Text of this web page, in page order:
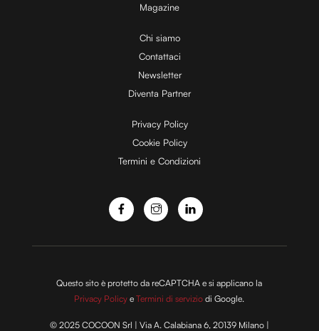
i
d
e
o
Magazine
Chi siamo
Contattaci
Newsletter
Diventa Partner
Privacy Policy
Cookie Policy
Termini e Condizioni
Questo sito è protetto da reCAPTCHA e si applicano la
Privacy Policy eTermini di servizio di Google.
© 2025 COCOON Srl | Via A. Calabiana 6, 20139 Milano |